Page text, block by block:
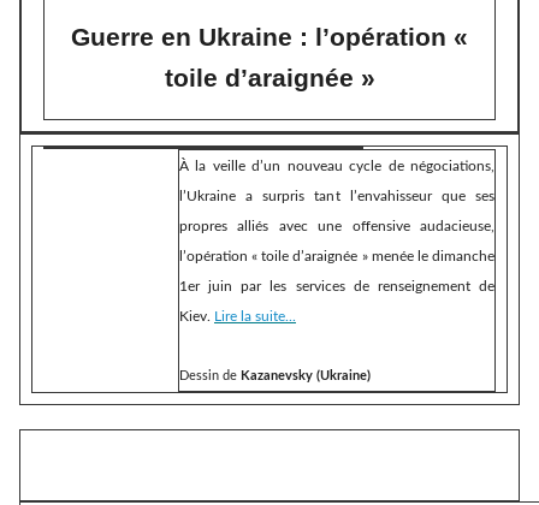
Guerre en Ukraine : l’opération «
toile d’araignée »
À la veille d’un nouveau cycle de négociations,
l’Ukraine a surpris tant l’envahisseur que ses
propres alliés avec une offensive audacieuse,
l’opération « toile d’araignée » menée le dimanche
1er juin par les services de renseignement de
Kiev. Lire la suite...
Dessin de Kazanevsky (Ukraine)